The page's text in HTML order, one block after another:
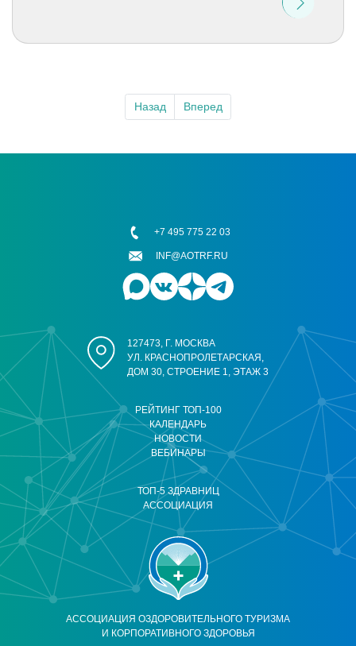
Назад Вперед
АССОЦИАЦИЯ ОЗДОРОВИТЕЛЬНОГО ТУРИЗМА
И КОРПОРАТИВНОГО ЗДОРОВЬЯ
РЕЙТИНГ ТОП-100
КАЛЕНДАРЬ
НОВОСТИ
ВЕБИНАРЫ
ТОП-5 ЗДРАВНИЦ
АССОЦИАЦИЯ
127473, Г. МОСКВА
УЛ. КРАСНОПРОЛЕТАРСКАЯ,
ДОМ 30, СТРОЕНИЕ 1, ЭТАЖ 3
+7 495 775 22 03
INF@AOTRF.RU